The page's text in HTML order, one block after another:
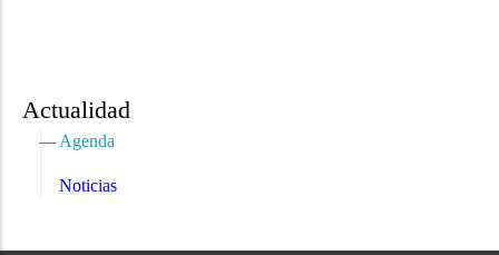
Actualidad
Agenda
Noticias